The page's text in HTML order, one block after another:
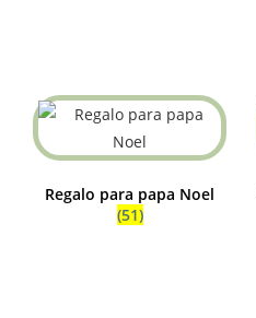
Regalo para papa Noel
(51)